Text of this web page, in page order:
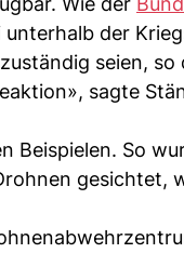
der
seien,
sagte
Beispielen. So
gesichtet,